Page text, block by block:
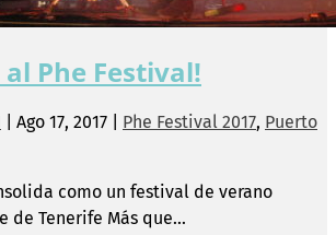
Phe Festival!
Ago 17, 2017 Phe Festival 2017, Puerto
como un festival de verano
de Tenerife Más que...